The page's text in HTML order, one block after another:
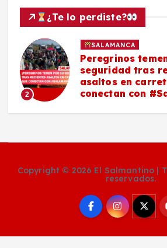
¿Te lo perdiste?
2
SALAMANCA
Peregrinos
seguridad tras
asaltos en
conectan con
Copyright © 2026 El Salmantino |
reservados.